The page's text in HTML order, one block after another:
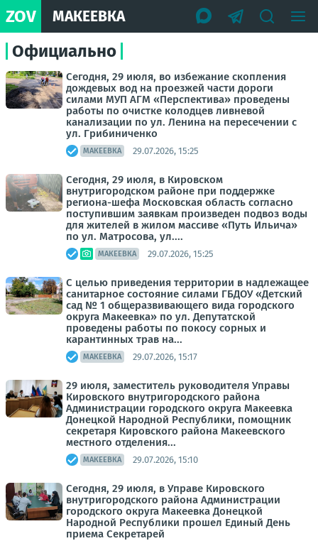
ZOV МАКЕЕВКА
Официально
Сегодня, 29 июля, во избежание скопления
дождевых вод на проезжей части дороги
силами МУП АГМ «Перспектива» проведены
работы по очистке колодцев ливневой
канализации по ул. Ленина на пересечении с
ул. Грибиниченко
МАКЕЕВКА 29.07.2026, 15:25
Сегодня, 29 июля, в Кировском
внутригородском районе при поддержке
региона-шефа Московская область согласно
поступившим заявкам произведен подвоз воды
для жителей в жилом массиве «Путь Ильича»
по ул. Матросова, ул....
МАКЕЕВКА 29.07.2026, 15:25
С целью приведения территории в надлежащее
санитарное состояние силами ГБДОУ «Детский
сад № 1 общеразвивающего вида городского
округа Макеевка» по ул. Депутатской
проведены работы по покосу сорных и
карантинных трав на...
МАКЕЕВКА 29.07.2026, 15:17
29 июля, заместитель руководителя Управы
Кировского внутригородского района
Администрации городского округа Макеевка
Донецкой Народной Республики, помощник
секретаря Кировского района Макеевского
местного отделения...
МАКЕЕВКА 29.07.2026, 15:10
Сегодня, 29 июля, в Управе Кировского
внутригородского района Администрации
городского округа Макеевка Донецкой
Народной Республики прошел Единый День
приема Секретарей